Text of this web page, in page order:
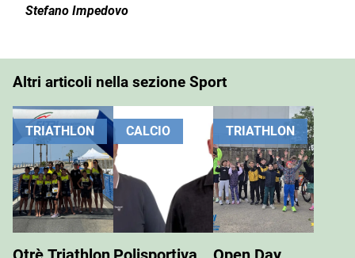
Stefano Impedovo
Altri articoli nella sezione Sport
TRIATHLON CALCIO TRIATHLON